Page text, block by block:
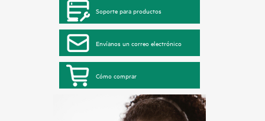
Soporte para productos
Envíanos un correo electrónico
Cómo comprar